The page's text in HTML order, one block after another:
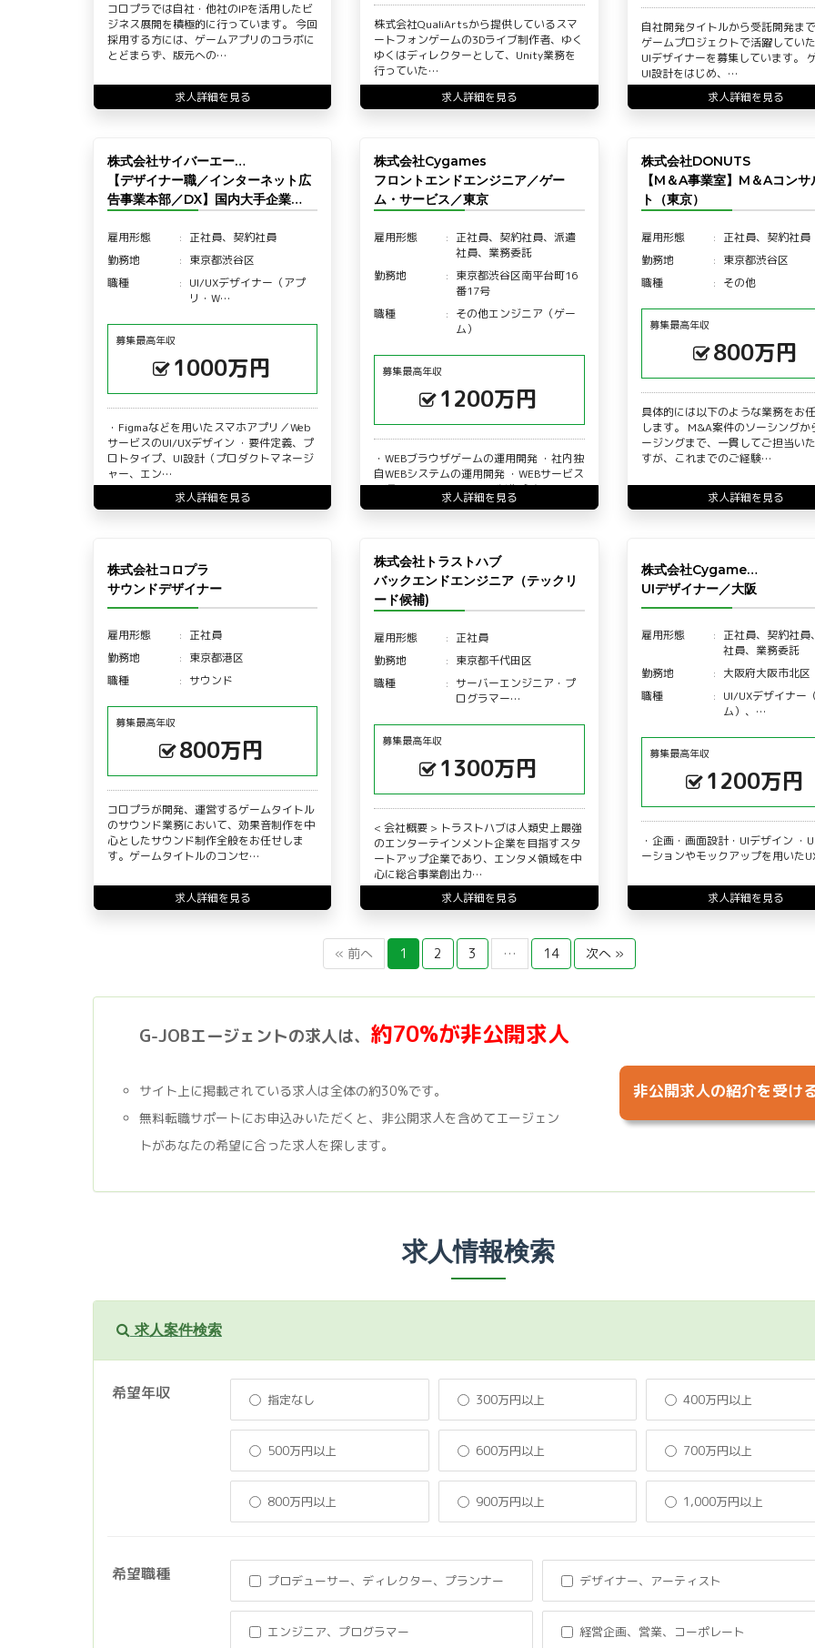
コロプラでは自社・他社のIPを活用したビ
ジネス展開を積極的に行っています。 今回
採用する方には、ゲームアプリのコラボに
とどまらず、版元への…
求人詳細を見る
株式会社QualiArtsから提供しているスマ
ートフォンゲームの3Dライブ制作者、ゆく
ゆくはディレクターとして、Unity業務を
行っていた…
求人詳細を見る
自社開発タイトルから受託開発ま
ゲームプロジェクトで活躍してい
UIデザイナーを募集しています。
UI設計をはじめ、…
求人詳細を見る
株式会社サイバーエー…
【デザイナー職／インターネット広
告事業本部／DX】国内大手企業…
雇用形態
正社員、契約社員
勤務地
東京都渋谷区
職種
UI/UXデザイナー（アプ
リ・W…
募集最高年収
1000万円
・Figmaなどを用いたスマホアプリ／Web
サービスのUI/UXデザイン ・要件定義、プ
ロトタイプ、UI設計（プロダクトマネージ
ャー、エン…
求人詳細を見る
株式会社Cygames
フロントエンドエンジニア／ゲー
ム・サービス／東京
雇用形態
正社員、契約社員、派遣
社員、業務委託
勤務地
東京都渋谷区南平台町16
番17号
職種
その他エンジニア（ゲー
ム）
募集最高年収
1200万円
・WEBブラウザゲームの運用開発 ・社内独
自WEBシステムの運用開発 ・WEBサービス
の運用開発 ・WEBサイト制作 主な上記4つ
求人詳細を見る
株式会社DONUTS
【M＆A事業室】M＆Aコンサ
ト（東京）
雇用形態
正社員、契約社員
勤務地
東京都渋谷区
職種
その他
募集最高年収
800万円
具体的には以下のような業務をお
します。 M&A案件のソーシングか
ージングまで、一貫してご担当い
すが、これまでのご経験…
求人詳細を見る
株式会社コロプラ
サウンドデザイナー
雇用形態
正社員
勤務地
東京都港区
職種
サウンド
募集最高年収
800万円
コロプラが開発、運営するゲームタイトル
のサウンド業務において、効果音制作を中
心としたサウンド制作全般をお任せしま
す。ゲームタイトルのコンセ…
求人詳細を見る
株式会社トラストハブ
バックエンドエンジニア（テックリ
ード候補)
雇用形態
正社員
勤務地
東京都千代田区
職種
サーバーエンジニア・プ
ログラマー…
募集最高年収
1300万円
< 会社概要 > トラストハブは人類史上最強
のエンターテインメント企業を目指すスタ
ートアップ企業であり、エンタメ領域を中
心に総合事業創出カ…
求人詳細を見る
株式会社Cygame…
UIデザイナー／大阪
雇用形態
正社員、契約社員
社員、業務委託
勤務地
大阪府大阪市北区
職種
UI/UXデザイナー
ム）、…
募集最高年収
1200万円
・企画・画面設計・UIデザイン ・
ーションやモックアップを用いた
求人詳細を見る
« 前へ 1 2 3 … 14 次へ »
G-JOBエージェントの求人は、 約70%が非公開求人
サイト上に掲載されている求人は全体の約30%です。
無料転職サポートにお申込みいただくと、非公開求人を含めてエージェン
トがあなたの希望に合った求人を探します。
非公開求人の紹介を受け
求人情報検索
求人案件検索
希望年収 指定なし 300万円以上 400万円以上
500万円以上 600万円以上 700万円以上
800万円以上 900万円以上 1,000万円以上
希望職種 プロデューサー、ディレクター、プランナー デザイナー、アーティスト
エンジニア、プログラマー 経営企画、営業、コーポレート